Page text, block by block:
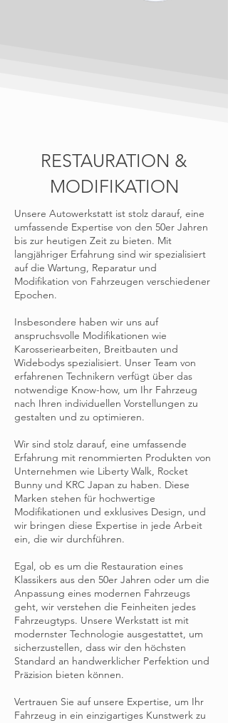
RESTAURATION &
MODIFIKATION
Unsere Autowerkstatt ist stolz darauf, eine
umfassende Expertise von den 50er Jahren
bis zur heutigen Zeit zu bieten. Mit
langjähriger Erfahrung sind wir spezialisiert
auf die Wartung, Reparatur und
Modifikation von Fahrzeugen verschiedener
Epochen.
Insbesondere haben wir uns auf
anspruchsvolle Modifikationen wie
Karosseriearbeiten, Breitbauten und
Widebodys spezialisiert. Unser Team von
erfahrenen Technikern verfügt über das
notwendige Know-how, um Ihr Fahrzeug
nach Ihren individuellen Vorstellungen zu
gestalten und zu optimieren.
Wir sind stolz darauf, eine umfassende
Erfahrung mit renommierten Produkten von
Unternehmen wie Liberty Walk, Rocket
Bunny und KRC Japan zu haben. Diese
Marken stehen für hochwertige
Modifikationen und exklusives Design, und
wir bringen diese Expertise in jede Arbeit
ein, die wir durchführen.
Egal, ob es um die Restauration eines
Klassikers aus den 50er Jahren oder um die
Anpassung eines modernen Fahrzeugs
geht, wir verstehen die Feinheiten jedes
Fahrzeugtyps. Unsere Werkstatt ist mit
modernster Technologie ausgestattet, um
sicherzustellen, dass wir den höchsten
Standard an handwerklicher Perfektion und
Präzision bieten können.
Vertrauen Sie auf unsere Expertise, um Ihr
Fahrzeug in ein einzigartiges Kunstwerk zu